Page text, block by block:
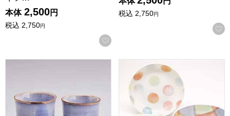
本体 2,500円
税込 2,750円
お気に入りに登録する
税込 2,750円
萩焼 萩紫 夫婦湯呑(木箱入)[E3-17]【年間ギフト】
トリオプレートセット [6823-